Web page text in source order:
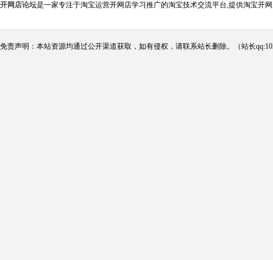
开网店论坛是一家专注于淘宝运营开网店学习推广的淘宝技术交流平台,提供淘宝开
免责声明：本站资源均通过公开渠道获取，如有侵权，请联系站长删除。（站长